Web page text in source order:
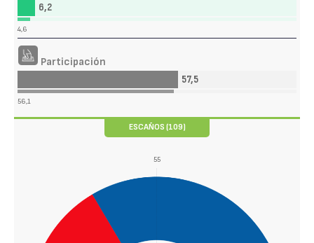
6,2
4,6
Participación
57,5
56,1
ESCAÑOS (109)
55